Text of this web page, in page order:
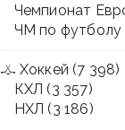
Чемпионат
ЧМ по футболу
Хоккей (7 398)
КХЛ (3 357)
НХЛ (3 186)